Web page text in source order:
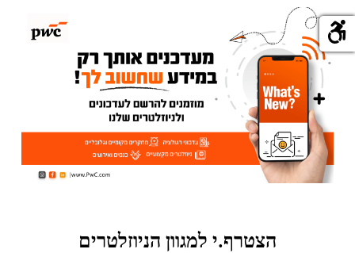
הצטרף.י למגוון הניוזלטרים